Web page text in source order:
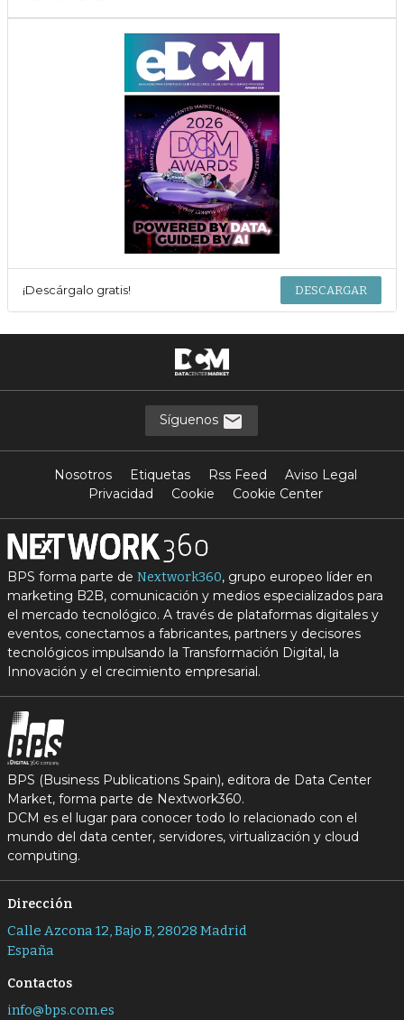
¡Descárgalo gratis! DESCARGAR
Síguenos
Nosotros Etiquetas Rss Feed
Aviso Legal
Privacidad
Cookie Cookie Center
BPS forma parte de Nextwork360, grupo europeo líder en
marketing B2B, comunicación y medios especializados para
el mercado tecnológico. A través de plataformas digitales y
eventos, conectamos a fabricantes, partners y decisores
tecnológicos impulsando la Transformación Digital, la
Innovación y el crecimiento empresarial.
BPS (Business Publications Spain), editora de Data Center
Market, forma parte de Nextwork360.
DCM es el lugar para conocer todo lo relacionado con el
mundo del data center, servidores, virtualización y cloud
computing.
Dirección
Calle Azcona 12, Bajo B, 28028 Madrid
España
Contactos
info@bps.com.es